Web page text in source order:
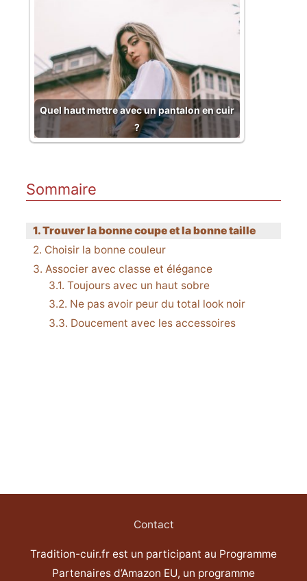
Quel haut mettre avec un pantalon en cuir
?
Sommaire
Trouver la bonne coupe et la bonne taille
Choisir la bonne couleur
Associer avec classe et élégance
Toujours avec un haut sobre
Ne pas avoir peur du total look noir
Doucement avec les accessoires
Contact
Tradition-cuir.fr est un participant au Programme
Partenaires d’Amazon EU, un programme